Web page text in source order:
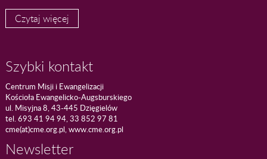
Czytaj więcej
Szybki kontakt
Centrum Misji i Ewangelizacji
Kościoła Ewangelicko-Augsburskiego
ul. Misyjna 8, 43-445 Dzięgielów
tel. 693 41 94 94, 33 852 97 81
cme(at)cme.org.pl, www.cme.org.pl
Newsletter